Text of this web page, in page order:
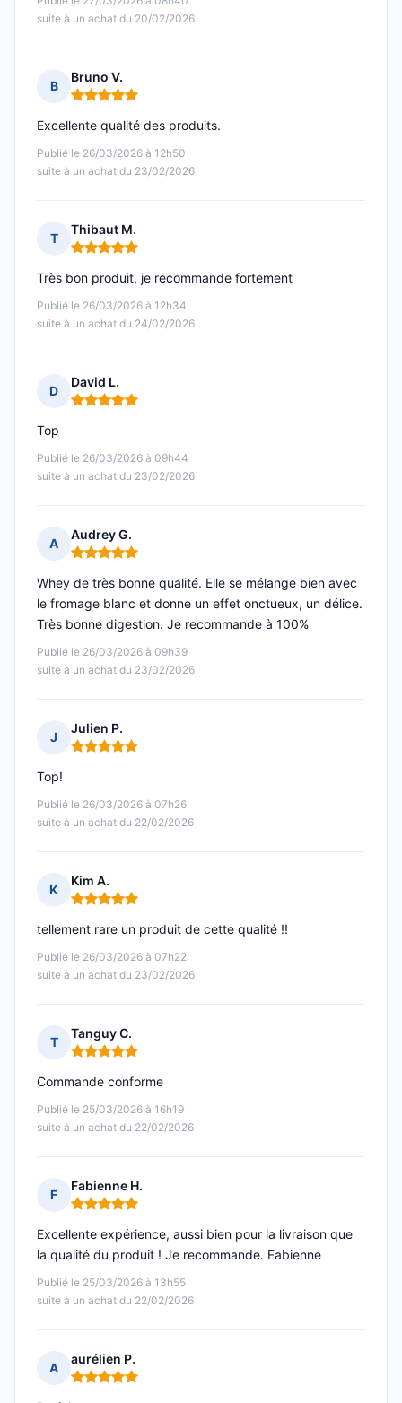
suite à un achat du 20/02/2026
B
Bruno V.
Note : 5 sur 5
Publié le 26/03/2026 à 12h50
suite à un achat du 23/02/2026
Excellente qualité des produits.
T
Thibaut M.
Note : 5 sur 5
Publié le 26/03/2026 à 12h34
suite à un achat du 24/02/2026
Très bon produit, je recommande fortement
D
David L.
Note : 5 sur 5
Publié le 26/03/2026 à 09h44
suite à un achat du 23/02/2026
Top
A
Audrey G.
Note : 5 sur 5
Publié le 26/03/2026 à 09h39
suite à un achat du 23/02/2026
Whey de très bonne qualité. Elle se mélange bien avec
le fromage blanc et donne un effet onctueux, un délice.
Très bonne digestion. Je recommande à 100%
J
Julien P.
Note : 5 sur 5
Publié le 26/03/2026 à 07h26
suite à un achat du 22/02/2026
Top!
K
Kim A.
Note : 5 sur 5
Publié le 26/03/2026 à 07h22
suite à un achat du 23/02/2026
tellement rare un produit de cette qualité !!
T
Tanguy C.
Note : 5 sur 5
Publié le 25/03/2026 à 16h19
suite à un achat du 22/02/2026
Commande conforme
F
Fabienne H.
Note : 5 sur 5
Publié le 25/03/2026 à 13h55
suite à un achat du 22/02/2026
Excellente expérience, aussi bien pour la livraison que
la qualité du produit ! Je recommande. Fabienne
A
aurélien P.
Note : 5 sur 5